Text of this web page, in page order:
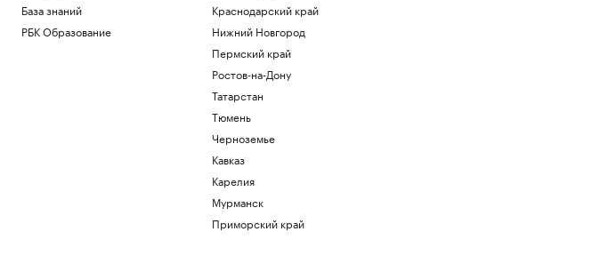
База знаний
РБК Образование
Краснодарский край
Нижний Новгород
Пермский край
Ростов-на-Дону
Татарстан
Тюмень
Черноземье
Кавказ
Карелия
Мурманск
Приморский край